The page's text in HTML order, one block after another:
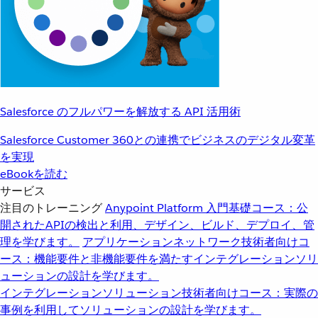
Salesforce のフルパワーを解放する API 活用術
Salesforce Customer 360との連携でビジネスのデジタル変革
を実現
eBookを読む
サービス
注目のトレーニングAnypoint Platform 入門基礎コース：公
開されたAPIの検出と利用、デザイン、ビルド、デプロイ、管
理を学びます。
アプリケーションネットワーク技術者向けコ
ース：機能要件と非機能要件を満たすインテグレーションソリ
ューションの設計を学びます。
インテグレーションソリューション技術者向けコース：実際の
事例を利用してソリューションの設計を学びます。